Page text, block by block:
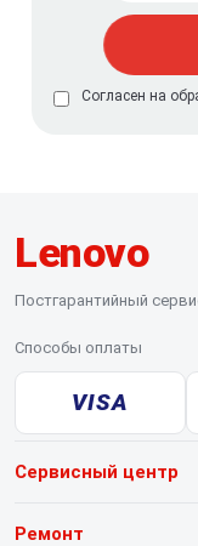
Согласен на
Lenovo
Постгарантийный
Способы оплаты
VISA
Сервисный центр
О нашем сервисе
Ремонт